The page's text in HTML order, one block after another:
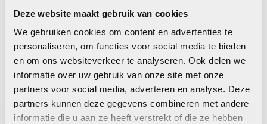
Deze website maakt gebruik van cookies
We gebruiken cookies om content en advertenties te
personaliseren, om functies voor social media te bieden
en om ons websiteverkeer te analyseren. Ook delen we
informatie over uw gebruik van onze site met onze
partners voor social media, adverteren en analyse. Deze
partners kunnen deze gegevens combineren met andere
informatie die u aan ze heeft verstrekt of die ze hebben
Computers accessoires
en onderdelen
Shokz Openfit 2
€189,00
Computers accessoires
en onderdelen
Shokz Openfit
Black
€139,00